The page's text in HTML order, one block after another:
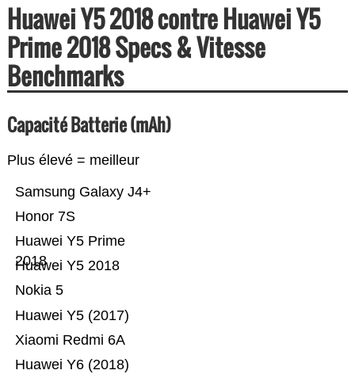
Huawei Y5 2018 contre Huawei Y5
Prime 2018 Specs & Vitesse
Benchmarks
Capacité Batterie (mAh)
Plus élevé = meilleur
Huawei Y6 (2018)
Xiaomi Redmi 6A
Huawei Y5 (2017)
Nokia 5
Huawei Y5 2018
Huawei Y5 Prime
2018
Honor 7S
Samsung Galaxy J4+